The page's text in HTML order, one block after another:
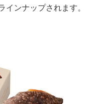
ンナップされます。